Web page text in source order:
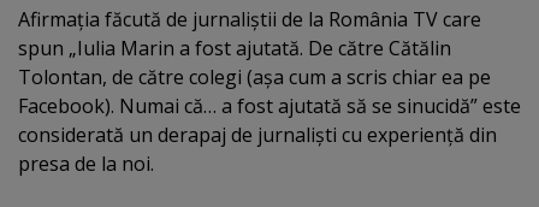
Afirmaţia făcută de jurnaliştii de la România TV care
spun „Iulia Marin a fost ajutată. De către Cătălin
Tolontan, de către colegi (aşa cum a scris chiar ea pe
Facebook). Numai că… a fost ajutată să se sinucidă” este
considerată un derapaj de jurnalişti cu experienţă din
presa de la noi.